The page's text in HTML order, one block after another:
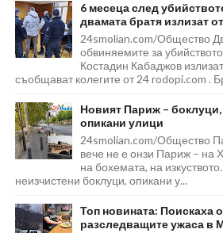
6 месеца след
двамата братя излизат
24smolian.com/Общество
обвиняемите за
Костадин Кабаджов
съобщават колегите от 24 rodopi.com .
Новият Париж – боклуци,
опикани улици
24smolian.com/Общество
вече не е онзи Париж – на
на бохемата, на
неизчистени боклуци, опикани у...
Топ новината: Поискаха
разследващите ужаса в